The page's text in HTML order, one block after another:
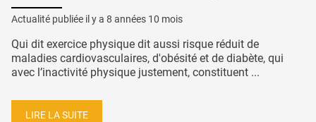
Actualité publiée il y a 8 années 10 mois
Qui dit exercice physique dit aussi risque réduit de
maladies cardiovasculaires, d'obésité et de diabète, qui
avec l’inactivité physique justement, constituent ...
LIRE LA SUITE